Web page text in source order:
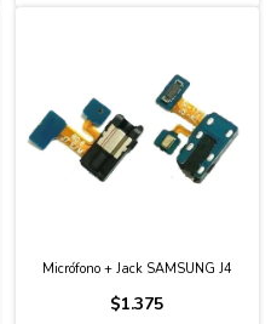
Micrófono + Jack SAMSUNG J4
$1.375